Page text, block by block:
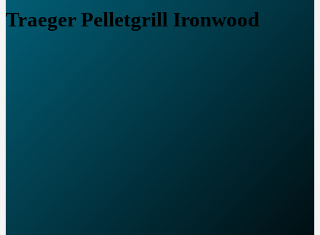
Traeger Pelletgrill Ironwood